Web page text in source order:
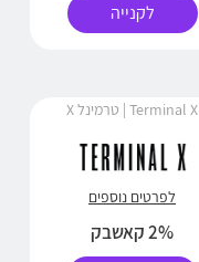
לקנייה
Terminal X | טרמינל X
לפרטים נוספים
2% קאשבק